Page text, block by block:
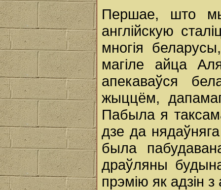
Першае, што
англійскую
многія
магіле айца
апекаваўся
жыццём,
Пабыла я
дзе да
была
драўляны
прэмію як адзін